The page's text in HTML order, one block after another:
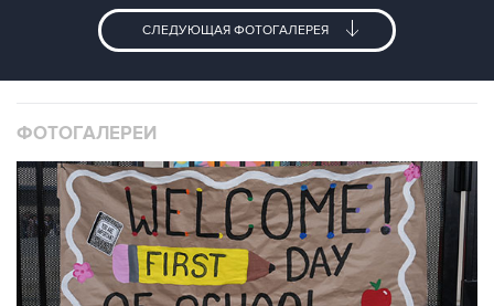
СЛЕДУЮЩАЯ ФОТОГАЛЕРЕЯ
ФОТОГАЛЕРЕИ